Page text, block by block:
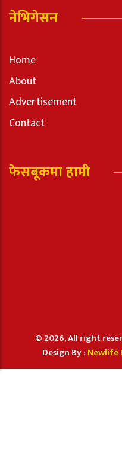
नेभिगेसन
Home
About
Advertisement
Contact
फेसबूकमा हामी
© 2026, All right
Design By : Newlife